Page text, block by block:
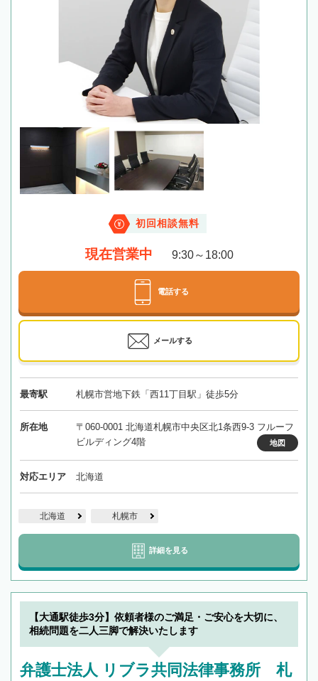
初回相談無料
現在営業中 9:30～18:00
電話する
メールする
最寄駅 札幌市営地下鉄「西11丁目駅」徒歩5分
所在地
〒060-0001 北海道札幌市中央区北1条西9-3 フルーフ
ビルディング4階
地図
対応エリア 北海道
北海道 札幌市
詳細を見る
【大通駅徒歩3分】依頼者様のご満足・ご安心を大切に、
相続問題を二人三脚で解決いたします
弁護士法人 リブラ共同法律事務所 札